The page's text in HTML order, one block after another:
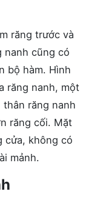
răng trước và
nanh cũng có
bộ hàm. Hình
răng nanh, một
răng nanh
răng cối. Mặt
cửa, không có
mảnh.